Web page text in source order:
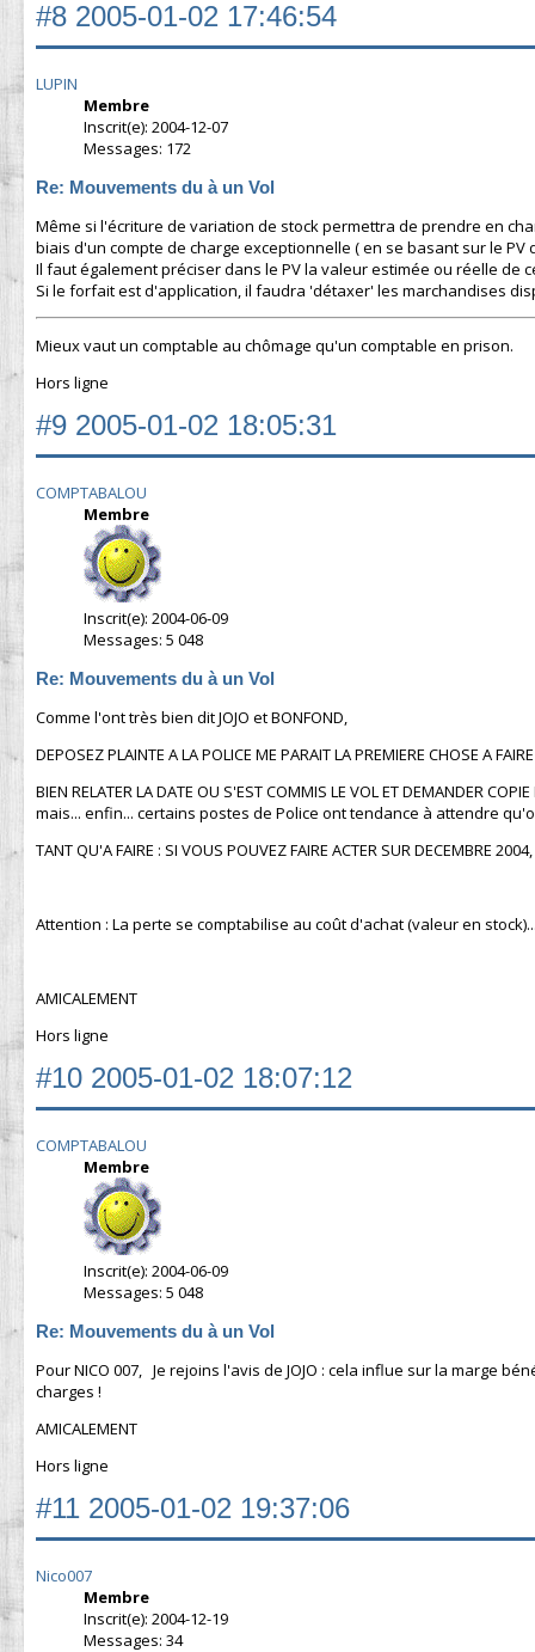
#8 2005-01-02 17:46:54
LUPIN
Membre
Inscrit(e): 2004-12-07
Messages: 172
Re: Mouvements du à un Vol
Même si l'écriture de variation de stock permettra de prendre en
biais d'un compte de charge exceptionnelle ( en se basant sur le PV
Il faut également préciser dans le PV la valeur estimée ou réelle de
Si le forfait est d'application, il faudra 'détaxer' les marchandises
Mieux vaut un comptable au chômage qu'un comptable en prison.
Hors ligne
#9 2005-01-02 18:05:31
COMPTABALOU
Membre
Inscrit(e): 2004-06-09
Messages: 5 048
Re: Mouvements du à un Vol
Comme l'ont très bien dit JOJO et BONFOND,
DEPOSEZ PLAINTE A LA POLICE ME PARAIT LA PREMIERE CHOSE A FAIRE
BIEN RELATER LA DATE OU S'EST COMMIS LE VOL ET DEMANDER
mais... enfin... certains postes de Police ont tendance à attendre
TANT QU'A FAIRE : SI VOUS POUVEZ FAIRE ACTER SUR DECEMBRE
Attention : La perte se comptabilise au coût d'achat (valeur en
AMICALEMENT
Hors ligne
#10 2005-01-02 18:07:12
COMPTABALOU
Membre
Inscrit(e): 2004-06-09
Messages: 5 048
Re: Mouvements du à un Vol
Pour NICO 007, Je rejoins l'avis de JOJO : cela influe sur la marge
charges !
AMICALEMENT
Hors ligne
#11 2005-01-02 19:37:06
Nico007
Membre
Inscrit(e): 2004-12-19
Messages: 34